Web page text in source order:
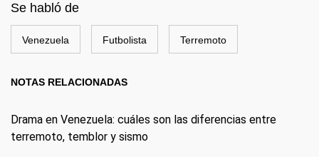
Se habló de
Venezuela Futbolista Terremoto
NOTAS RELACIONADAS
Drama en Venezuela: cuáles son las diferencias entre
terremoto, temblor y sismo